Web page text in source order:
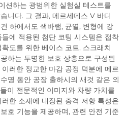
션하는 광범위한 실험실 테스트를
니다. 그 결과, 메르세데스 V 바디
하에서도 색바램, 균열, 변형에 강
에 적용된 첨단 코팅 시스템은 접착
도를 위한 베이스 코트, 스크래치
하는 투명한 보호 상층으로 구성된
러한 정교한 마감 공정 덕분에 메르
명 동안 공장 출하시의 새것 같은 외
이 전문적인 이미지와 차량 가치를
한 소재에 내장된 충격 저항 특성은
호 기능을 제공하며, 관련 안전 기준